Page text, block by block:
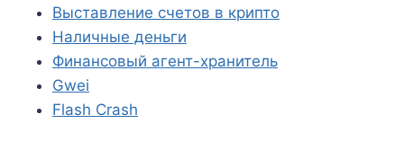
Выставление счетов в крипто
Наличные деньги
Финансовый агент-хранитель
Gwei
Flash Crash